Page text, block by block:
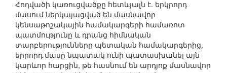
Հոդվածի կառուցվածքը հետևյալն է. երկրորդ
մասում ներկայացված են մասնավոր
կենսաթոշակային համակարգերի համառոտ
պատմությունը և դրանց հիմնական
տարբերությունները պետական համակարգերից,
երրորդ մասը նպատակ ունի պատասխանել այն
կարևոր հարցին, թե հասնում են արդյոք մասնավոր